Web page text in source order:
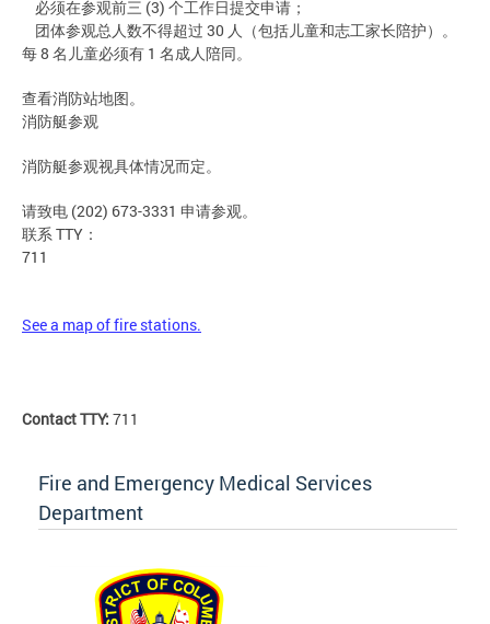
必须在参观前三 (3) 个工作日提交申请；
团体参观总人数不得超过 30 人（包括儿童和志工家长陪护）。
每 8 名儿童必须有 1 名成人陪同。
查看消防站地图。
消防艇参观
消防艇参观视具体情况而定。
请致电 (202) 673-3331 申请参观。
联系 TTY：
711
See a map of fire stations.
Contact TTY: 711
Fire and Emergency Medical Services
Department